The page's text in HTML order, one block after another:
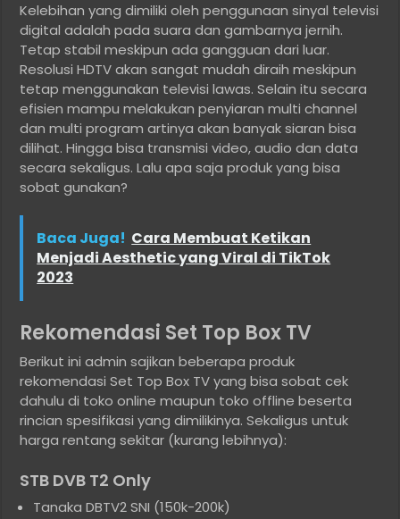
Kelebihan yang dimiliki oleh penggunaan sinyal televisi
digital adalah pada suara dan gambarnya jernih.
Tetap stabil meskipun ada gangguan dari luar.
Resolusi HDTV akan sangat mudah diraih meskipun
tetap menggunakan televisi lawas. Selain itu secara
efisien mampu melakukan penyiaran multi channel
dan multi program artinya akan banyak siaran bisa
dilihat. Hingga bisa transmisi video, audio dan data
secara sekaligus. Lalu apa saja produk yang bisa
sobat gunakan?
Baca Juga! Cara Membuat Ketikan
Menjadi Aesthetic yang Viral di TikTok
2023
Rekomendasi Set Top Box TV
Berikut ini admin sajikan beberapa produk
rekomendasi Set Top Box TV yang bisa sobat cek
dahulu di toko online maupun toko offline beserta
rincian spesifikasi yang dimilikinya. Sekaligus untuk
harga rentang sekitar (kurang lebihnya):
STB DVB T2 Only
Tanaka DBTV2 SNI (150k-200k)